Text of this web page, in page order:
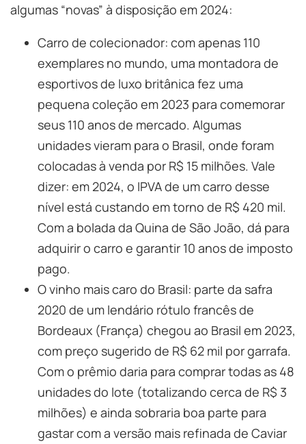
algumas “novas” à disposição em 2024:
Carro de colecionador: com apenas 110
exemplares no mundo, uma montadora de
esportivos de luxo britânica fez uma
pequena coleção em 2023 para comemorar
seus 110 anos de mercado. Algumas
unidades vieram para o Brasil, onde foram
colocadas à venda por R$ 15 milhões. Vale
dizer: em 2024, o IPVA de um carro desse
nível está custando em torno de R$ 420 mil.
Com a bolada da Quina de São João, dá para
adquirir o carro e garantir 10 anos de imposto
pago.
O vinho mais caro do Brasil: parte da safra
2020 de um lendário rótulo francês de
Bordeaux (França) chegou ao Brasil em 2023,
com preço sugerido de R$ 62 mil por garrafa.
Com o prêmio daria para comprar todas as 48
unidades do lote (totalizando cerca de R$ 3
milhões) e ainda sobraria boa parte para
gastar com a versão mais refinada de Caviar